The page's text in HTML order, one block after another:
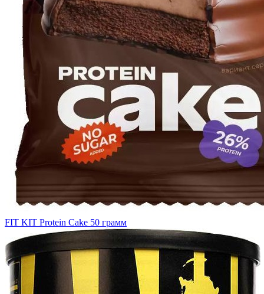
FIT KIT Protein Cake 50 грамм